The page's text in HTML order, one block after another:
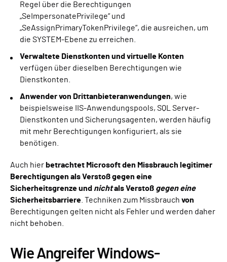
Regel über die Berechtigungen
„SeImpersonatePrivilege“ und
„SeAssignPrimaryTokenPrivilege“, die ausreichen, um
die SYSTEM-Ebene zu erreichen.
Verwaltete Dienstkonten und virtuelle Konten
verfügen über dieselben Berechtigungen wie
Dienstkonten.
Anwender von Drittanbieteranwendungen, wie
beispielsweise IIS-Anwendungspools, SQL Server-
Dienstkonten und Sicherungsagenten, werden häufig
mit mehr Berechtigungen konfiguriert, als sie
benötigen.
Auch hier betrachtet Microsoft den Missbrauch legitimer
Berechtigungen als Verstoß gegen eine
Sicherheitsgrenze und nichtals Verstoß gegen eine
Sicherheitsbarriere. Techniken zum Missbrauch von
Berechtigungen gelten nicht als Fehler und werden daher
nicht behoben.
Wie Angreifer Windows-